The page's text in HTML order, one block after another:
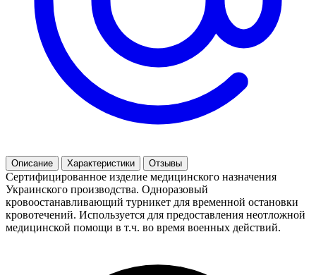
Описание Характеристики Отзывы
Сертифицированное изделие медицинского назначения
Украинского производства. Одноразовый
кровоостанавливающий турникет для временной остановки
кровотечений. Используется для предоставления неотложной
медицинской помощи в т.ч. во время военных действий.